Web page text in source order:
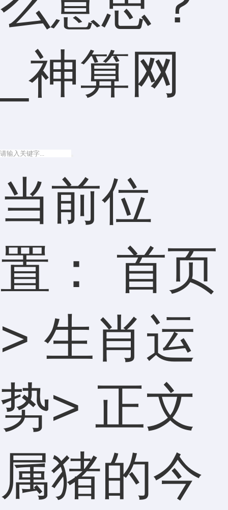
_神算网
当前位
置： 首页
> 生肖运
势> 正文
属猪的今